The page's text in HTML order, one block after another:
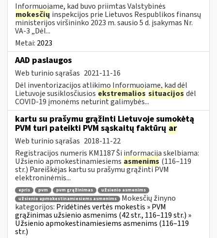
Informuojame, kad buvo priimtas Valstybinės
mokesčių inspekcijos prie Lietuvos Respublikos finansų
ministerijos viršininko 2023 m. sausio 5 d. įsakymas Nr.
VA-3 „Dėl...
Metai: 2023
AAD paslaugos
Web turinio sąrašas 2021-11-16
Dėl inventorizacijos atlikimo Informuojame, kad dėl
Lietuvoje susiklosčiusios ekstremalios situacijos dėl
COVID-19 įmonėms neturint galimybės...
kartu su prašymu grąžinti Lietuvoje sumokėtą
PVM turi pateikti PVM sąskaitų faktūrų ar
Web turinio sąrašas 2018-11-22
Registracijos numeris KM1187 Ši informacija skelbiama:
Užsienio apmokestinamiesiems asmenims (116–119
str.) Pareiškėjas kartu su prašymu grąžinti PVM
elektroninėmis...
epris pvm pvm grąžinimas
užsienio asmenims
užsienio apmokestinamiesiems asmenims
Mokesčių žinyno
kategorijos: Pridėtinės vertės mokestis » PVM
grąžinimas užsienio asmenims (42 str., 116–119 str.) »
Užsienio apmokestinamiesiems asmenims (116–119
str.)